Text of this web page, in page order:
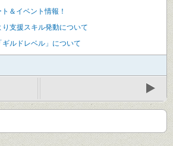
＆イベント情報！
支援スキル発動について
ギルドレベル」について